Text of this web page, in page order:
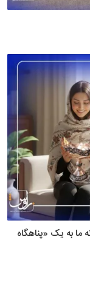
ما به یک «پناهگاه